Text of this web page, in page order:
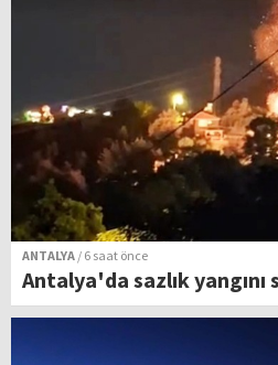
ANTALYA / 6 saat önce
Antalya'da sazlık yangını